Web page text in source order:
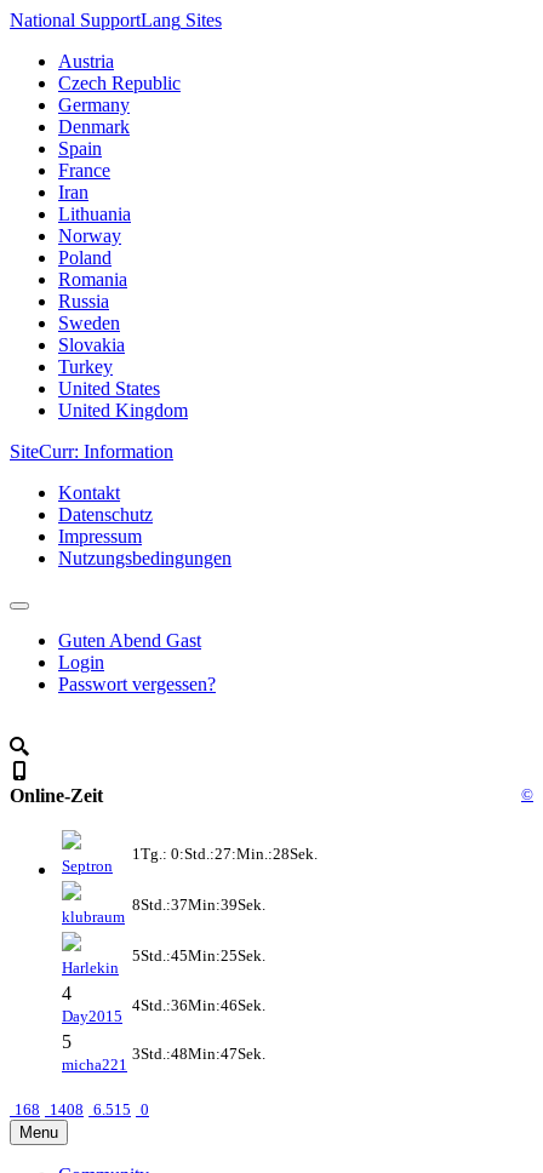
National SupportLang Sites
Austria
Czech Republic
Germany
Denmark
Spain
France
Iran
Lithuania
Norway
Poland
Romania
Russia
Sweden
Slovakia
Turkey
United States
United Kingdom
SiteCurr: Information
Kontakt
Datenschutz
Impressum
Nutzungsbedingungen
Guten Abend Gast
Login
Passwort vergessen?
Online-Zeit ©
Septron
1Tg.: 0:Std.:27:Min.:28Sek.
klubraum
8Std.:37Min:39Sek.
Harlekin
5Std.:45Min:25Sek.
4
Day2015
4Std.:36Min:46Sek.
5
micha221
3Std.:48Min:47Sek.
168 1408 6.515 0
Menu